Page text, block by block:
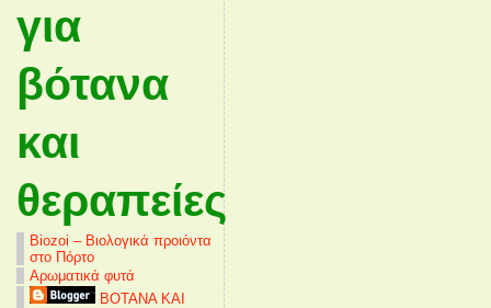
για
βότανα
και
θεραπείες
Biozoi – Βιολογικά προιόντα
στο Πόρτο
Αρωματικά φυτά
ΒΟΤΑΝΑ ΚΑΙ